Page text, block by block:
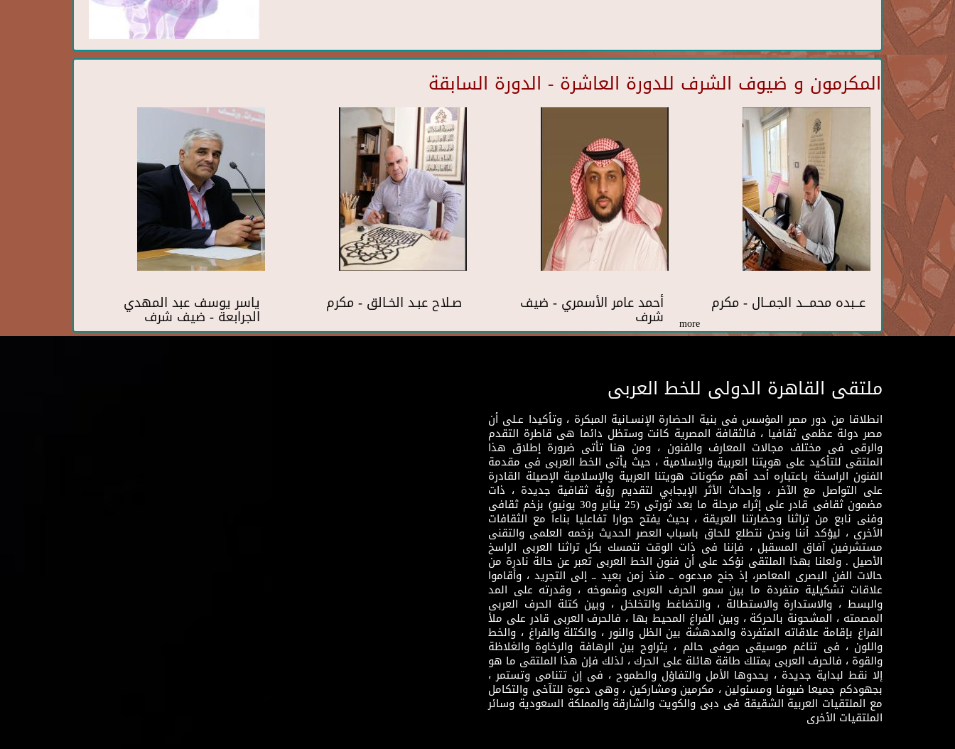
المكرمون و ضيوف الشرف للدورة العاشرة - الدورة السابقة
ياسر يوسف عبد المهدي
الجرابعة - ضيف شرف
صـلاح عبـد الخـالق - مكرم أحمد عامر الأسمري - ضيف
شرف
عــبده محمـــد الجمــال - مكرم
more
ملتقى القاهرة الدولى للخط العربى
انطلاقا من دور مصر المؤسس فى بنية الحضارة الإنسـانية المبكرة ، وتأكيدا عـلى أن
مصر دولة عظمى ثقافيا ، فالثقافة المصرية كانت وستظل دائما هى قاطرة التقدم
والرقى فى مختلف مجالات المعارف والفنون ، ومن هنا تأتى ضرورة إطلاق هذا
الملتقى للتأكيد على هويتنا العربية والإسلامية ، حيث يأتى الخط العربى فى مقدمة
الفنون الراسخة باعتباره أحد أهم مكونات هويتنا العربية والإسلامية الإصيلة القادرة
على التواصل مع الآخر ، وإحداث الأثر الإيجابي لتقديم رؤية ثقافية جديدة ، ذات
مضمون ثقافى قادر على إثراء مرحلة ما بعد ثورتى (25 يناير و30 يونيو) بزخم ثقافى
وفنى نابع من تراثنا وحضارتنا العريقة ، بحيث يفتح حوارا تفاعليا بناءاً مع الثقافات
الأخرى ، ليؤكد أننا ونحن نتطلع للحاق باسباب العصر الحديث بزخمه العلمى والتقنى
مستشرفين آفاق المسقبل ، فإننا فى ذات الوقت نتمسك بكل تراثنا العربى الراسخ
الأصيل . ولعلنا بهذا الملتقى نؤكد على أن فنون الخط العربى تعبر عن حالة نادرة من
حالات الفن البصرى المعاصر، إذ جنح مبدعوه ــ منذ زمن بعيد ــ إلى التجريد ، وأقاموا
علاقات تشكيلية متفردة ما بين سمو الحرف العربى وشموخه ، وقدرته على المد
والبسط ، والاستدارة والاستطالة ، والتضاغط والتخلخل ، وبين كتلة الحرف العربى
المصمته ، المشحونة بالحركة ، وبين الفراغ المحيط بها ، فالحرف العربى قادر على ملأ
الفراغ بإقامة علاقاته المتفردة والمدهشة بين الظل والنور ، والكتلة والفراغ ، والخط
واللون ، فى تناغم موسيقى صوفى حالم ، يتراوح بين الرهافة والرخاوة والغلاظة
والقوة ، فالحرف العربى يمتلك طاقة هائلة على الحرك ، لذلك فإن هذا الملتقى ما هو
إلا نقط لبداية جديدة ، يحدوها الأمل والتفاؤل والطموح ، فى إن تتنامى وتستمر ،
بجهودكم جميعا ضيوفا ومسئولين ، مكرمين ومشاركين ، وهى دعوة للتآخى والتكامل
مع الملتقيات العربية الشقيقة فى دبى والكويت والشارقة والمملكة السعودية وسائر
الملتقيات الأخرى